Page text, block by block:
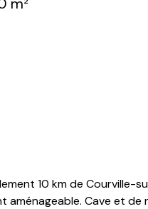
m²
10 km de
Cave et